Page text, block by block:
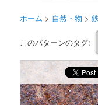
ホーム > 自然・物 >
このパターンのタグ: